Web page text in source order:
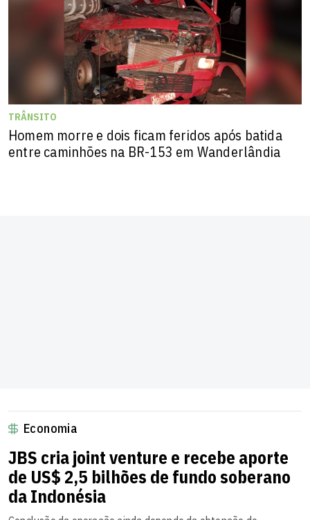
TRÂNSITO
Homem morre e dois ficam feridos após batida
entre caminhões na BR-153 em Wanderlândia
Economia
JBS cria joint venture e recebe aporte
de US$ 2,5 bilhões de fundo soberano
da Indonésia